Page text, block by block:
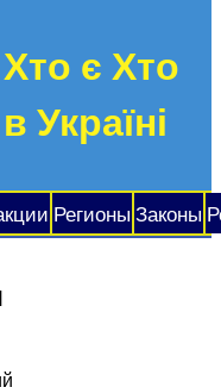
Хто є Хто
в Україні
Регионы Законы